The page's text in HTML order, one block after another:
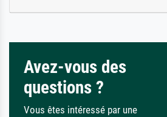
Avez-vous des
questions ?
Vous êtes intéressé par une